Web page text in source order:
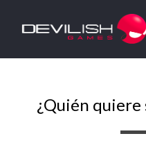
¿Quién